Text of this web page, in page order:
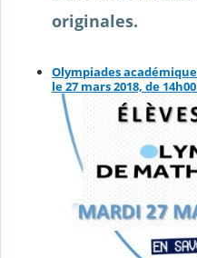
originales.
Olympiades
le 27 mars 2018, de